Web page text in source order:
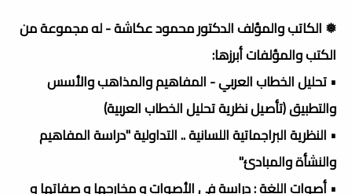
❅ الكاتب والمؤلف الدكتور محمود عكاشة - له مجموعة من
الكتب والمؤلفات أبرزها:
• تحليل الخطاب العربي - المفاهيم والمذاهب والأسس
والتطبيق (تأصيل نظرية تحليل الخطاب العربية)
• النظرية البراجماتية اللسانية .. التداولية "دراسة المفاهيم
والنشأة والمبادئ"
• أصوات اللغة : دراسة في الأصوات و مخارجها و صفاتها و